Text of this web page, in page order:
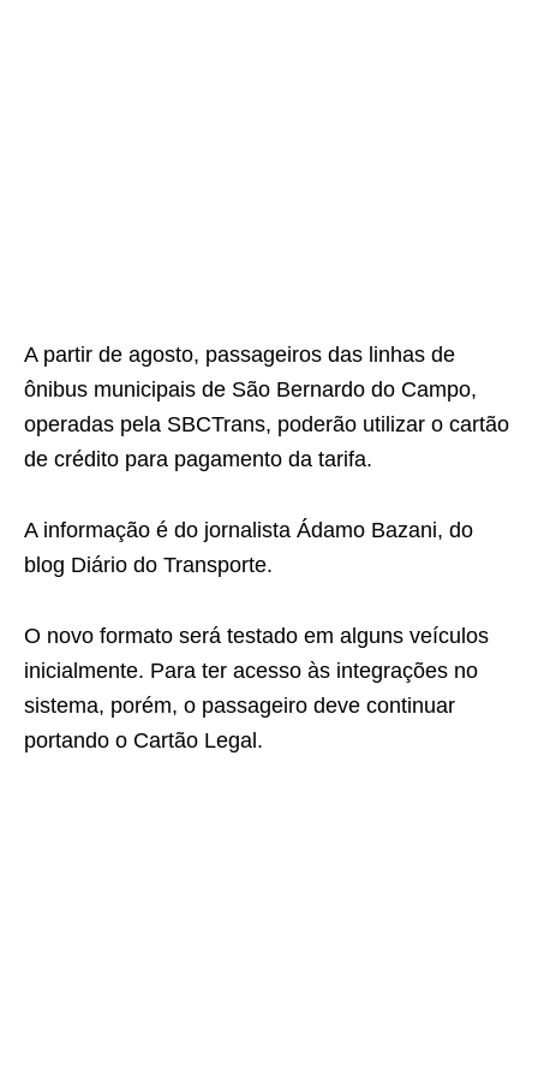
A partir de agosto, passageiros das linhas de
ônibus municipais de São Bernardo do Campo,
operadas pela SBCTrans, poderão utilizar o cartão
de crédito para pagamento da tarifa.
A informação é do jornalista Ádamo Bazani, do
blog Diário do Transporte.
O novo formato será testado em alguns veículos
inicialmente. Para ter acesso às integrações no
sistema, porém, o passageiro deve continuar
portando o Cartão Legal.